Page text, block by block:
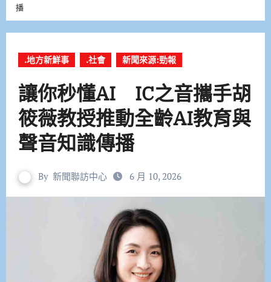
播
.地方新鮮事 .社會 新聞來源:勁報
讓你秒懂AI IC之音攜手胡
筱薇教授推動全齡AI教育與
聲音知識傳播
By 新聞聯訪中心 6 月 10, 2026